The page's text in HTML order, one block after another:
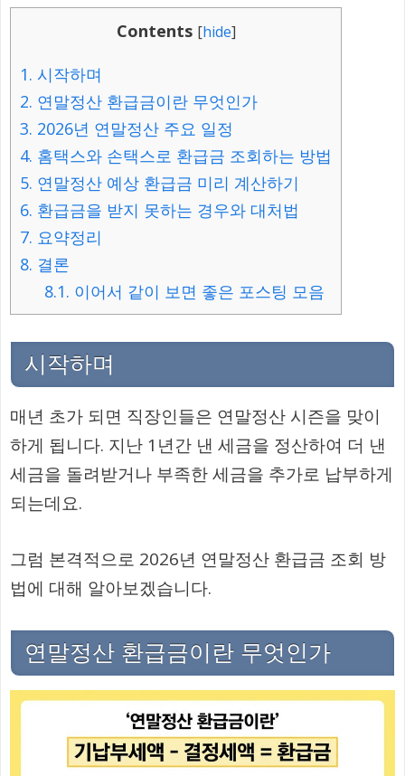
Contents [hide]
1. 시작하며
2. 연말정산 환급금이란 무엇인가
3. 2026년 연말정산 주요 일정
4. 홈택스와 손택스로 환급금 조회하는 방법
5. 연말정산 예상 환급금 미리 계산하기
6. 환급금을 받지 못하는 경우와 대처법
7. 요약정리
8. 결론
8.1. 이어서 같이 보면 좋은 포스팅 모음
시작하며
매년 초가 되면 직장인들은 연말정산 시즌을 맞이
하게 됩니다. 지난 1년간 낸 세금을 정산하여 더 낸
세금을 돌려받거나 부족한 세금을 추가로 납부하게
되는데요.
그럼 본격적으로 2026년 연말정산 환급금 조회 방
법에 대해 알아보겠습니다.
연말정산 환급금이란 무엇인가